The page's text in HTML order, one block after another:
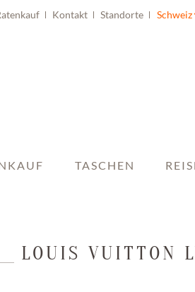
Kontakt Standorte Schweiz
TASCHEN
LOUIS VUITTON